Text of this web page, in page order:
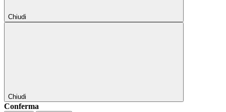
Chiudi
Chiudi
Conferma